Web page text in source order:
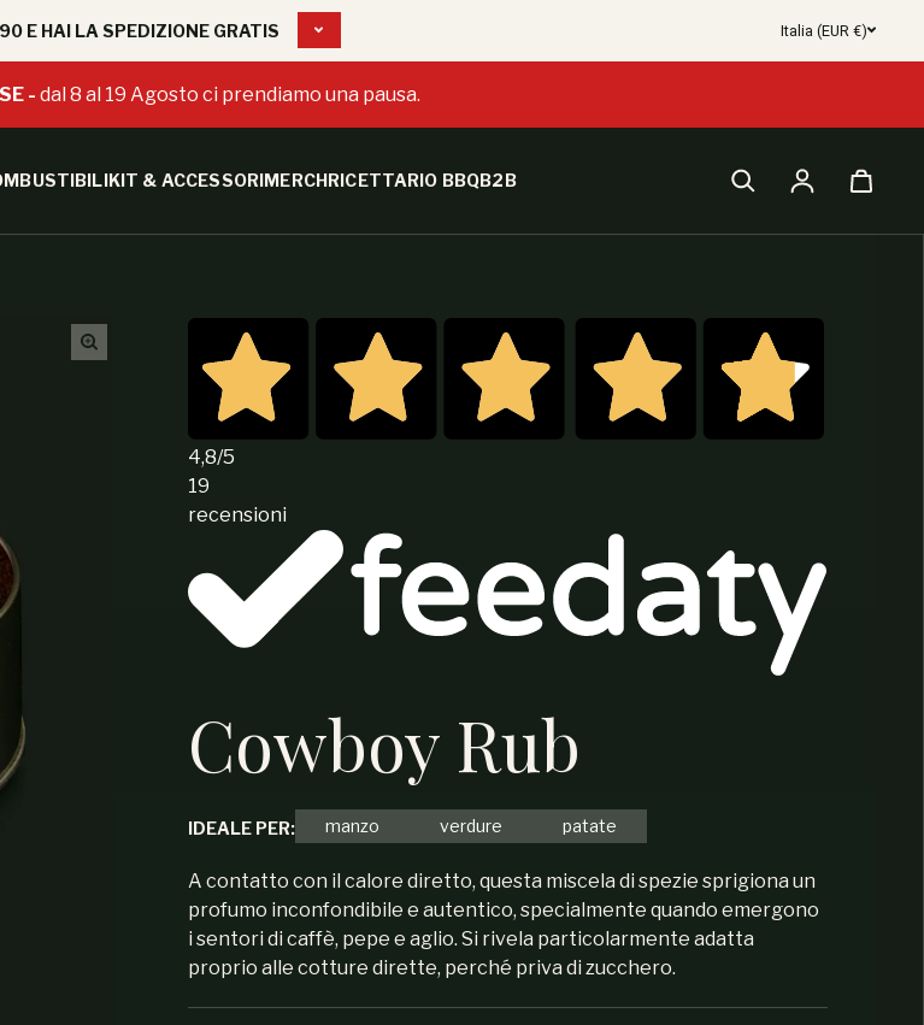
E HAI LA SPEDIZIONE GRATIS Italia (EUR €)
- dal 8 al 19 Agosto ci prendiamo una pausa.
KIT & ACCESSORIMERCHRICETTARIO BBQB2B
Accesso
4,8/5
19
recensioni
Cowboy Rub
IDEALE PER: manzo verdure patate
A contatto con il calore diretto, questa miscela di spezie sprigiona un
profumo inconfondibile e autentico, specialmente quando emergono
i sentori di caffè, pepe e aglio. Si rivela particolarmente adatta
proprio alle cotture dirette, perché priva di zucchero.